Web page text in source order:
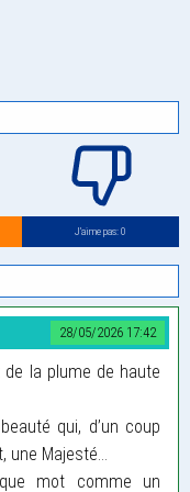
J’aime pas: 0
28/05/2026 17:42
de la plume de haute
qui, d’un coup
Majesté…
mot comme un